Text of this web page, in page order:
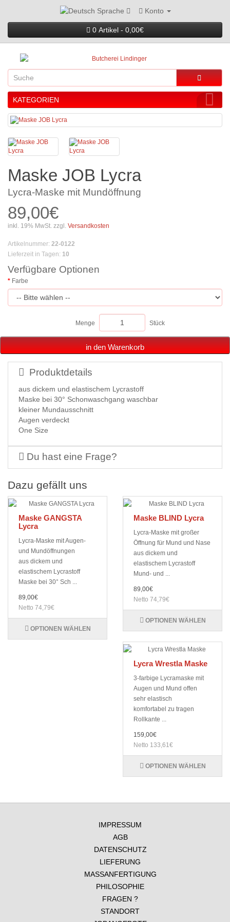
Sprache Konto
0 Artikel - 0,00€
KATEGORIEN
Maske JOB Lycra
Lycra-Maske mit Mundöffnung
89,00€
inkl. 19% MwSt. zzgl. Versandkosten
Artikelnummer: 22-0122
Lieferzeit in Tagen: 10
Verfügbare Optionen
Farbe
Menge Stück
in den Warenkorb
Produktdetails
aus dickem und elastischem Lycrastoff
Maske bei 30° Schonwaschgang waschbar
kleiner Mundausschnitt
Augen verdeckt
One Size
Du hast eine Frage?
Dazu gefällt uns
Maske GANGSTA
Lycra
Lycra-Maske mit Augen-
und Mundöffnungen
aus dickem und
elastischem Lycrastoff
Maske bei 30° Sch ...
89,00€
Netto 74,79€
OPTIONEN WÄHLEN
Maske BLIND Lycra
Lycra-Maske mit großer
Öffnung für Mund und Nase
aus dickem und
elastischem Lycrastoff
Mund- und ...
89,00€
Netto 74,79€
OPTIONEN WÄHLEN
Lycra Wrestla Maske
3-farbige Lycramaske mit
Augen und Mund offen
sehr elastisch
komfortabel zu tragen
Rollkante ...
159,00€
Netto 133,61€
OPTIONEN WÄHLEN
IMPRESSUM
AGB
DATENSCHUTZ
LIEFERUNG
MASSANFERTIGUNG
PHILOSOPHIE
FRAGEN ?
STANDORT